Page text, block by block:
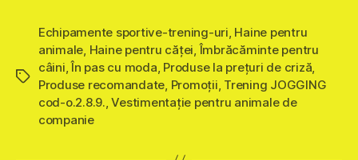
Etichete
Echipamente sportive-trening-uri Haine pentru
animale Haine pentru căţei ,Îmbrăcăminte pentru
câini ,În pas cu moda Produse la prețuri de criză
Produse recomandate Promoţii Trening JOGGING
cod-o.2.8.9. ,Vestimentație pentru animale de
companie